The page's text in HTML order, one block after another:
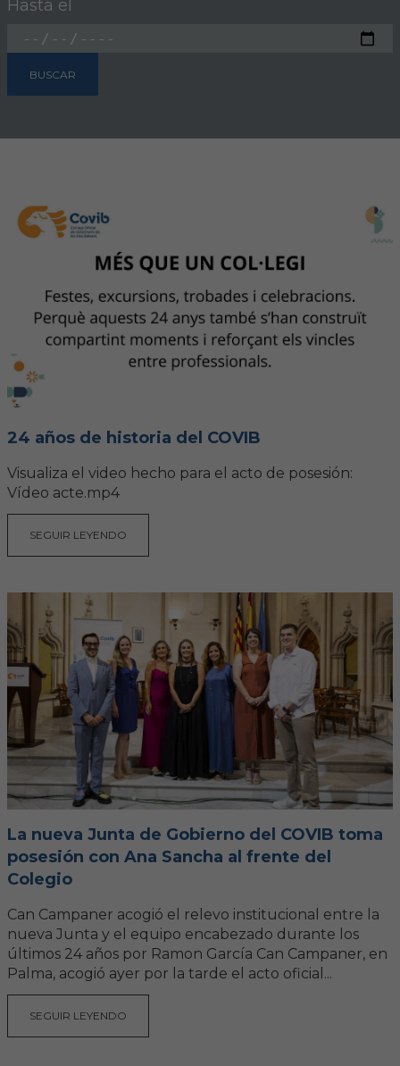
FORMACIÓN
ACTUALIDAD
Revista Colegial
Notas de prensa
Hemeroteca
Colegiados
Consejos para tus mascotas
Guía Responsable
Salud animal y salud pública
Hasta el
BUSCAR
24 años de historia del COVIB
Visualiza el video hecho para el acto de posesión:
Vídeo acte.mp4
SEGUIR LEYENDO
La nueva Junta de Gobierno del COVIB toma
posesión con Ana Sancha al frente del
Colegio
Can Campaner acogió el relevo institucional entre la
nueva Junta y el equipo encabezado durante los
últimos 24 años por Ramon García Can Campaner, en
Palma, acogió ayer por la tarde el acto oficial...
SEGUIR LEYENDO